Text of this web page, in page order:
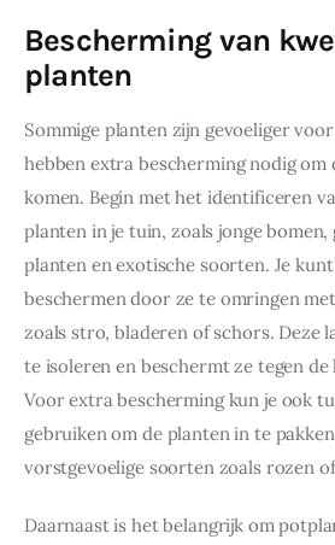
Bescherming van
planten
Sommige planten zijn gevoeliger
hebben extra bescherming nodig
komen. Begin met het identificeren
planten in je tuin, zoals jonge bomen,
planten en exotische soorten. Je
beschermen door ze te omringen
zoals stro, bladeren of schors. Deze
te isoleren en beschermt ze tegen
Voor extra bescherming kun je ook
gebruiken om de planten in te
vorstgevoelige soorten zoals rozen
Daarnaast is het belangrijk om